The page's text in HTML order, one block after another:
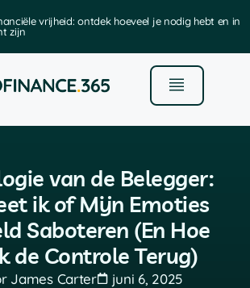
hebt en in de beste software voor het beheer
van de Belegger:
ik of Mijn Emoties
Saboteren (En Hoe
de Controle Terug)
James Carter juni 6, 2025